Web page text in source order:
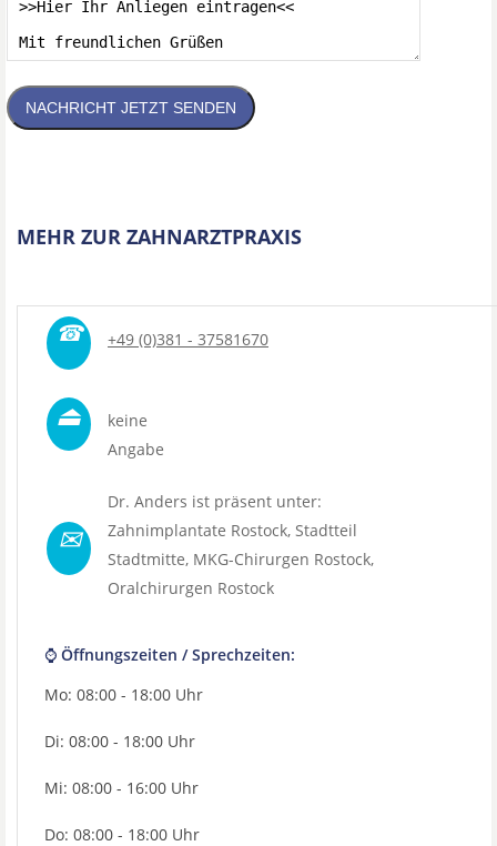
NACHRICHT JETZT SENDEN
MEHR ZUR ZAHNARZTPRAXIS
☎ +49 (0)381 - 37581670
⏏
keine
Angabe
✉
Dr. Anders ist präsent unter:
Zahnimplantate Rostock, Stadtteil
Stadtmitte, MKG-Chirurgen Rostock,
Oralchirurgen Rostock
⌚ Öffnungszeiten / Sprechzeiten:
Mo: 08:00 - 18:00 Uhr
Di: 08:00 - 18:00 Uhr
Mi: 08:00 - 16:00 Uhr
Do: 08:00 - 18:00 Uhr